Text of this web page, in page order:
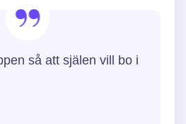
så att själen vill bo i